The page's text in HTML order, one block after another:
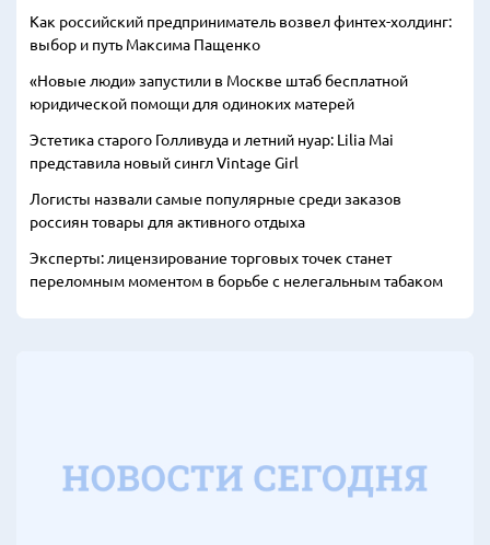
Как российский предприниматель возвел финтех-холдинг:
выбор и путь Максима Пащенко
«Новые люди» запустили в Москве штаб бесплатной
юридической помощи для одиноких матерей
Эстетика старого Голливуда и летний нуар: Lilia Mai
представила новый сингл Vintage Girl
Логисты назвали самые популярные среди заказов
россиян товары для активного отдыха
Эксперты: лицензирование торговых точек станет
переломным моментом в борьбе с нелегальным табаком